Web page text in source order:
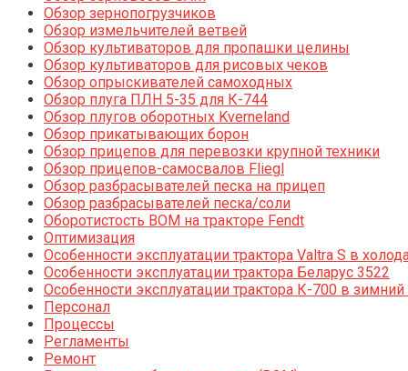
Обзор зернопогрузчиков
Обзор измельчителей ветвей
Обзор культиваторов для пропашки целины
Обзор культиваторов для рисовых чеков
Обзор опрыскивателей самоходных
Обзор плуга ПЛН 5-35 для К-744
Обзор плугов оборотных Kverneland
Обзор прикатывающих борон
Обзор прицепов для перевозки крупной техники
Обзор прицепов-самосвалов Fliegl
Обзор разбрасывателей песка на прицеп
Обзор разбрасывателей песка/соли
Оборотистость ВОМ на тракторе Fendt
Оптимизация
Особенности эксплуатации трактора Valtra S в
Особенности эксплуатации трактора Беларус 3522
Особенности эксплуатации трактора К-700 в
Персонал
Процессы
Регламенты
Ремонт